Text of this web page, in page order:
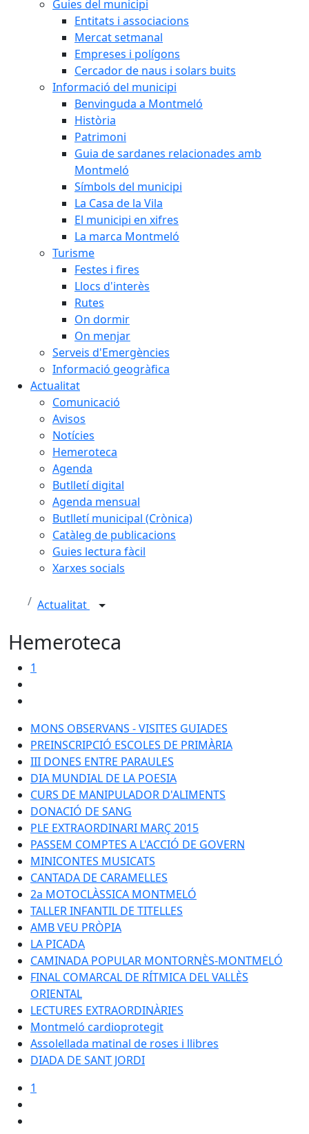
Guies del municipi
Entitats i associacions
Mercat setmanal
Empreses i polígons
Cercador de naus i solars buits
Informació del municipi
Benvinguda a Montmeló
Història
Patrimoni
Guia de sardanes relacionades amb
Montmeló
Símbols del municipi
La Casa de la Vila
El municipi en xifres
La marca Montmeló
Turisme
Festes i fires
Llocs d'interès
Rutes
On dormir
On menjar
Serveis d'Emergències
Informació geogràfica
Actualitat
Comunicació
Avisos
Notícies
Hemeroteca
Agenda
Butlletí digital
Agenda mensual
Butlletí municipal (Crònica)
Catàleg de publicacions
Guies lectura fàcil
Xarxes socials
Actualitat
Hemeroteca
1
MONS OBSERVANS - VISITES GUIADES
PREINSCRIPCIÓ ESCOLES DE PRIMÀRIA
III DONES ENTRE PARAULES
DIA MUNDIAL DE LA POESIA
CURS DE MANIPULADOR D'ALIMENTS
DONACIÓ DE SANG
PLE EXTRAORDINARI MARÇ 2015
PASSEM COMPTES A L'ACCIÓ DE GOVERN
MINICONTES MUSICATS
CANTADA DE CARAMELLES
2a MOTOCLÀSSICA MONTMELÓ
TALLER INFANTIL DE TITELLES
AMB VEU PRÒPIA
LA PICADA
CAMINADA POPULAR MONTORNÈS-MONTMELÓ
FINAL COMARCAL DE RÍTMICA DEL VALLÈS
ORIENTAL
LECTURES EXTRAORDINÀRIES
Montmeló cardioprotegit
Assolellada matinal de roses i llibres
DIADA DE SANT JORDI
1